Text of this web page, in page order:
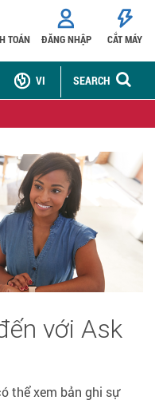
TOÁN ĐĂNG NHẬP CẮT MÁY
SEARCH
VI
với Ask
thể xem bản ghi sự